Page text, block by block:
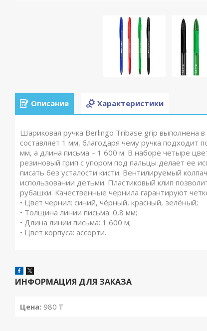
Описание Характеристики
Шариковая ручка Berlingo Tribase grip выполнена
составляет 1 мм, благодаря чему ручка подходит
мм, а длина письма – 1 600 м. В наборе четыре
резиновый грип с упором под пальцы делает ее
писать без усталости кисти. Вентилируемый
использовании детьми. Пластиковый клип
рубашки. Качественные чернила гарантируют
• Цвет чернил: синий, чёрный, красный, зелёный;
• Толщина линии письма: 0,8 мм;
• Длина линии письма: 1 600 м;
• Цвет корпуса: ассорти.
ИНФОРМАЦИЯ ДЛЯ ЗАКАЗА
Цена: 980 ₸